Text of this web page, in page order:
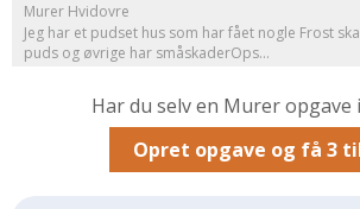
Udskiftning Og Montage
Om Materialer
Tips Og Tricks
Murer Hvidovre
Jeg har et pudset hus som har fået nogle Frost
puds og øvrige har småskaderOps...
Har du selv en Murer opgave
Opret opgave og få 3